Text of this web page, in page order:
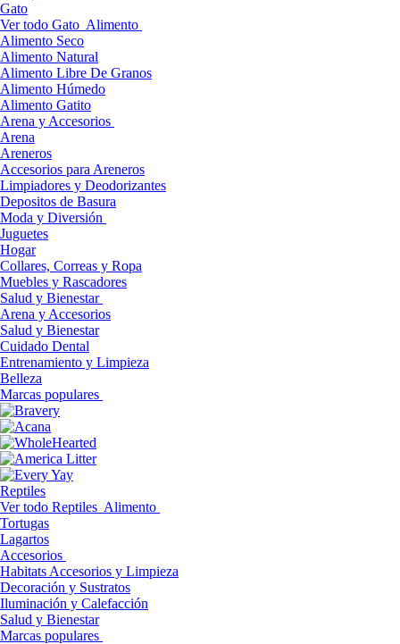
Gato
Ver todo Gato Alimento
Alimento Seco
Alimento Natural
Alimento Libre De Granos
Alimento Húmedo
Alimento Gatito
Arena y Accesorios
Arena
Areneros
Accesorios para Areneros
Limpiadores y Deodorizantes
Depositos de Basura
Moda y Diversión
Juguetes
Hogar
Collares, Correas y Ropa
Muebles y Rascadores
Salud y Bienestar
Arena y Accesorios
Salud y Bienestar
Cuidado Dental
Entrenamiento y Limpieza
Belleza
Marcas populares
Reptiles
Ver todo Reptiles Alimento
Tortugas
Lagartos
Accesorios
Habitats Accesorios y Limpieza
Decoración y Sustratos
Iluminación y Calefacción
Salud y Bienestar
Marcas populares